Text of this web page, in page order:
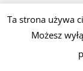
czerwiec 2021
kwiecień
Ta strona używa
Możesz